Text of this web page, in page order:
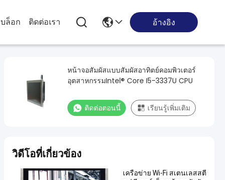
บล็อก ติดต่อเรา อ้างอิง
หน้าจอสัมผัสแบบสัมผัสอาทิตย์คอมพิวเตอร์
อุตสาหกรรมIntel® Core I5-3337U CPU
ติดต่อตอนนี้ เรียนรู้เพิ่มเติม
วิดีโอที่เกี่ยวข้อง
เครือข่าย Wi-Fi สเตนเลสสตี